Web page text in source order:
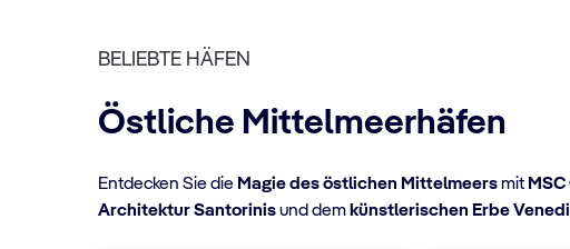
BELIEBTE HÄFEN
Östliche Mittelmeerhäfen
Entdecken Sie die Magie des östlichen Mittelmeersmit
Architektur Santorinisund dem künstlerischen Erbe